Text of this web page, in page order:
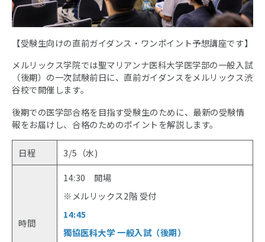
【受験生向けの直前ガイダンス・ワンポイント予想講座です】
メルリックス学院では聖マリアンナ医科大学医学部の一般入試
（後期）の一次試験前日に、直前ガイダンスをメルリックス渋
谷校で開催します。
後期での医学部合格を目指す受験生のために、最新の受験情
報をお届けし、合格のためのポイントを解説します。
日程 3/5（水)
時間
14:30 開場
※メルリックス2階 受付
14:45
獨協医科大学 一般入試（後期）